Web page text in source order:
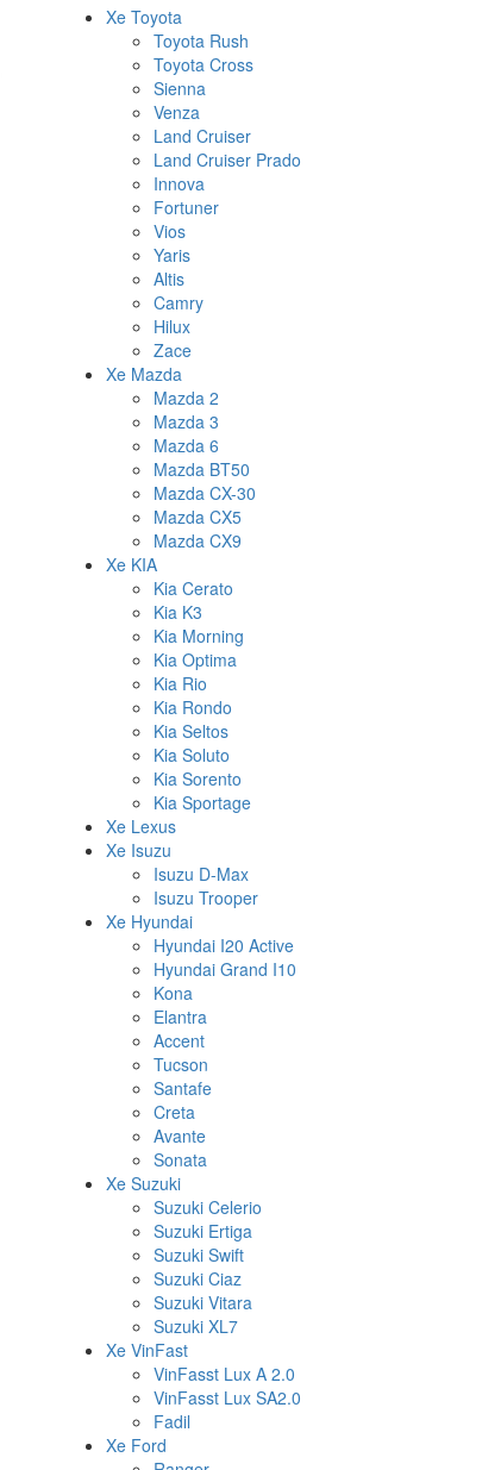
Xe Toyota
Toyota Rush
Toyota Cross
Sienna
Venza
Land Cruiser
Land Cruiser Prado
Innova
Fortuner
Vios
Yaris
Altis
Camry
Hilux
Zace
Xe Mazda
Mazda 2
Mazda 3
Mazda 6
Mazda BT50
Mazda CX-30
Mazda CX5
Mazda CX9
Xe KIA
Kia Cerato
Kia K3
Kia Morning
Kia Optima
Kia Rio
Kia Rondo
Kia Seltos
Kia Soluto
Kia Sorento
Kia Sportage
Xe Lexus
Xe Isuzu
Isuzu D-Max
Isuzu Trooper
Xe Hyundai
Hyundai I20 Active
Hyundai Grand I10
Kona
Elantra
Accent
Tucson
Santafe
Creta
Avante
Sonata
Xe Suzuki
Suzuki Celerio
Suzuki Ertiga
Suzuki Swift
Suzuki Ciaz
Suzuki Vitara
Suzuki XL7
Xe VinFast
VinFasst Lux A 2.0
VinFasst Lux SA2.0
Fadil
Xe Ford